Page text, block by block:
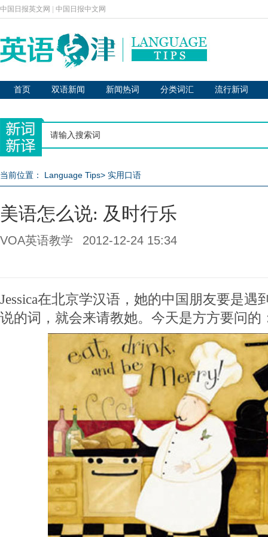
中国日报英文网 中国日报中文网
首页 双语新闻 新闻热词 分类词汇 流行新词
当前位置： Language Tips> 实用口语
美语怎么说: 及时行乐
VOA英语教学 2012-12-24 15:34
Jessica在北京学汉语，她的中国朋友要是遇
说的词，就会来请教她。今天是方方要问的